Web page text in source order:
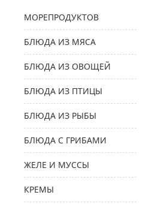
МОРЕПРОДУКТОВ
БЛЮДА ИЗ МЯСА
БЛЮДА ИЗ ОВОЩЕЙ
БЛЮДА ИЗ ПТИЦЫ
БЛЮДА ИЗ РЫБЫ
БЛЮДА С ГРИБАМИ
ЖЕЛЕ И МУССЫ
КРЕМЫ